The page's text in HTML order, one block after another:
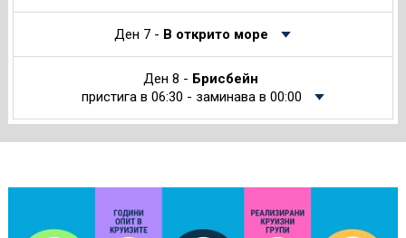
Ден 7 - В открито море
Ден 8 - Брисбейн
пристига в 06:30 - заминава в 00:00